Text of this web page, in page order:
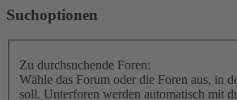
Suchoptionen
Zu durchsuchende Foren:
Wähle das Forum oder die Foren aus, in
soll. Unterforen werden automatisch mit